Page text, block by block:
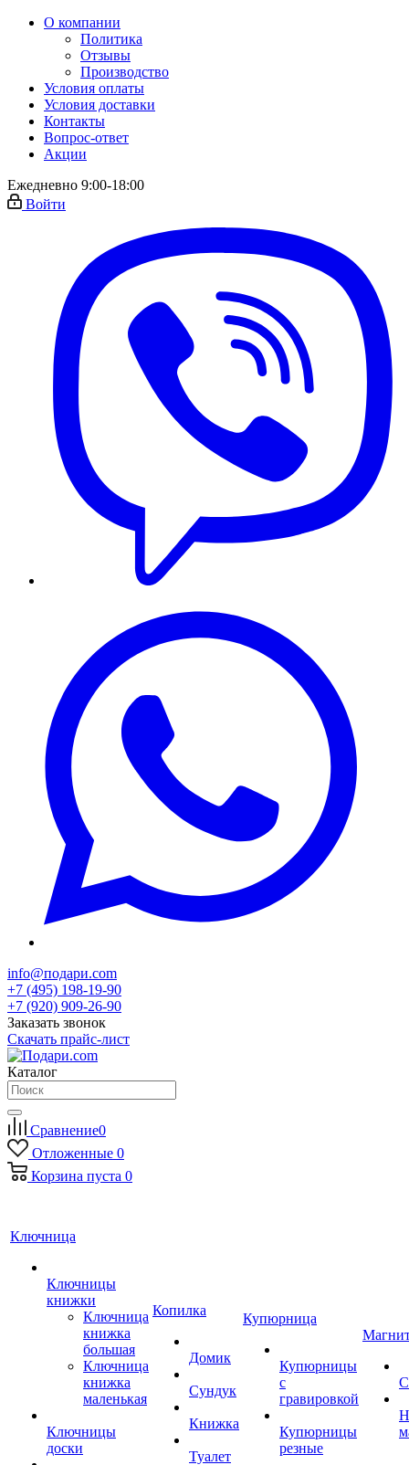
О компании
Политика
Отзывы
Производство
Условия оплаты
Условия доставки
Контакты
Вопрос-ответ
Акции
Ежедневно 9:00-18:00
Войти
info@подари.com
+7 (495) 198-19-90
+7 (920) 909-26-90
Заказать звонок
Скачать прайс-лист
Каталог
Сравнение0
Отложенные 0
Корзина пуста 0
Ключница
Ключницы
книжки
Ключница
книжка
большая
Ключница
книжка
маленькая
Ключницы
доски
Копилка
Домик
Сундук
Книжка
Туалет
Купюрница
Купюрницы
с
гравировкой
Купюрницы
резные